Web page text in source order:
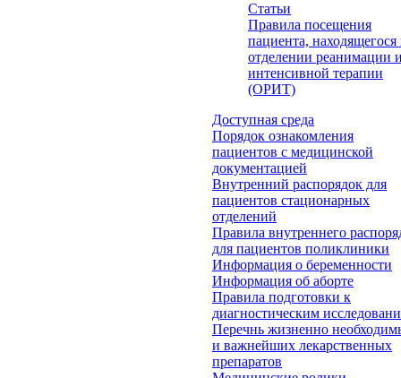
Статьи
Правила посещения
пациента, находящегося
отделении реанимации и
интенсивной терапии
(ОРИТ)
Доступная среда
Порядок ознакомления
пациентов с медицинской
документацией
Внутренний распорядок для
пациентов стационарных
отделений
Правила внутреннего
для пациентов поликлиники
Информация о беременности
Информация об аборте
Правила подготовки к
диагностическим
Перечнь жизненно
и важнейших лекарственных
препаратов